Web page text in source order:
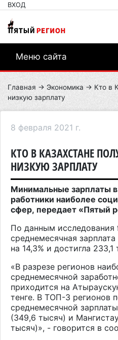
ВХОД
Меню сайта
Главная → Экономика → Кто в
низкую зарплату
8 февраля 2021 г.
КТО В КАЗАХСТАНЕ
НИЗКУЮ ЗАРПЛАТУ
Минимальные зарплаты
работники наиболее
сфер, передает «Пятый
По данным исследования
среднемесячная
на 14,3% и достигла 233,1
«В разрезе регионов
среднемесячной
приходится на
тенге. В ТОП-3 регионов
среднемесячной
(349,6 тысяч) и
тысяч)», - говорится в